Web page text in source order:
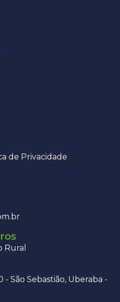
de Privacidade
Rural
São Sebastião, Uberaba -